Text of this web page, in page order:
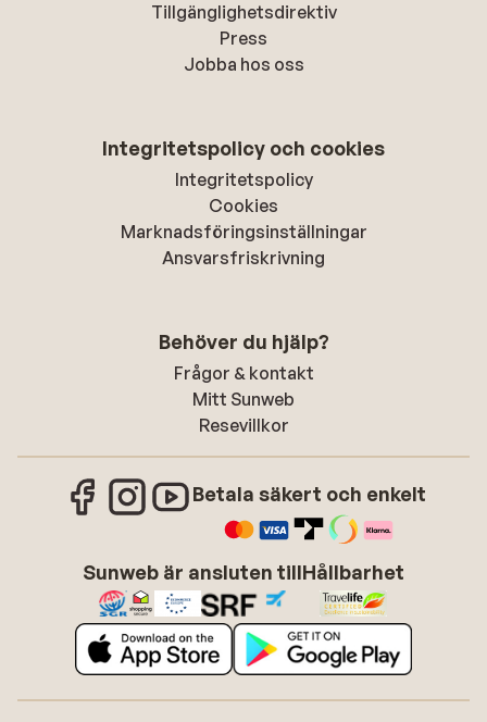
Tillgänglighetsdirektiv
Press
Jobba hos oss
Integritetspolicy och cookies
Integritetspolicy
Cookies
Marknadsföringsinställningar
Ansvarsfriskrivning
Behöver du hjälp?
Frågor & kontakt
Mitt Sunweb
Resevillkor
Betala säkert och enkelt
Sunweb är ansluten tillHållbarhet